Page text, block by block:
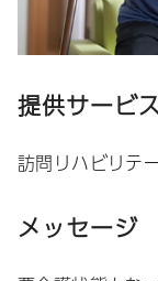
提供サービ
訪問リハビリテ
メッセージ